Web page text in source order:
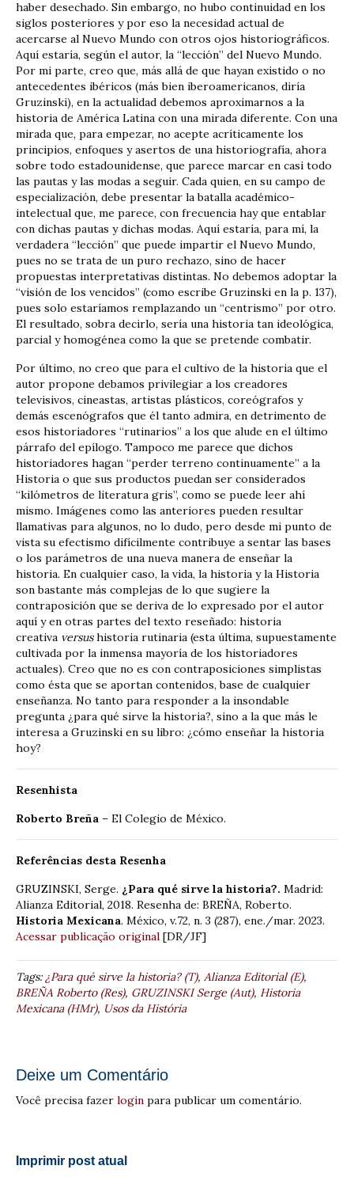
haber desechado. Sin embargo, no hubo continuidad en los
siglos posteriores y por eso la necesidad actual de
acercarse al Nuevo Mundo con otros ojos historiográficos.
Aquí estaría, según el autor, la “lección” del Nuevo Mundo.
Por mi parte, creo que, más allá de que hayan existido o no
antecedentes ibéricos (más bien iberoamericanos, diría
Gruzinski), en la actualidad debemos aproximarnos a la
historia de América Latina con una mirada diferente. Con una
mirada que, para empezar, no acepte acríticamente los
principios, enfoques y asertos de una historiografía, ahora
sobre todo estadounidense, que parece marcar en casi todo
las pautas y las modas a seguir. Cada quien, en su campo de
especialización, debe presentar la batalla académico-
intelectual que, me parece, con frecuencia hay que entablar
con dichas pautas y dichas modas. Aquí estaría, para mí, la
verdadera “lección” que puede impartir el Nuevo Mundo,
pues no se trata de un puro rechazo, sino de hacer
propuestas interpretativas distintas. No debemos adoptar la
“visión de los vencidos” (como escribe Gruzinski en la p. 137),
pues solo estaríamos remplazando un “centrismo” por otro.
El resultado, sobra decirlo, sería una historia tan ideológica,
parcial y homogénea como la que se pretende combatir.
Por último, no creo que para el cultivo de la historia que el
autor propone debamos privilegiar a los creadores
televisivos, cineastas, artistas plásticos, coreógrafos y
demás escenógrafos que él tanto admira, en detrimento de
esos historiadores “rutinarios” a los que alude en el último
párrafo del epílogo. Tampoco me parece que dichos
historiadores hagan “perder terreno continuamente” a la
Historia o que sus productos puedan ser considerados
“kilómetros de literatura gris”, como se puede leer ahí
mismo. Imágenes como las anteriores pueden resultar
llamativas para algunos, no lo dudo, pero desde mi punto de
vista su efectismo difícilmente contribuye a sentar las bases
o los parámetros de una nueva manera de enseñar la
historia. En cualquier caso, la vida, la historia y la Historia
son bastante más complejas de lo que sugiere la
contraposición que se deriva de lo expresado por el autor
aquí y en otras partes del texto reseñado: historia
creativa versushistoria rutinaria (esta última, supuestamente
cultivada por la inmensa mayoría de los historiadores
actuales). Creo que no es con contraposiciones simplistas
como ésta que se aportan contenidos, base de cualquier
enseñanza. No tanto para responder a la insondable
pregunta ¿para qué sirve la historia?, sino a la que más le
interesa a Gruzinski en su libro: ¿cómo enseñar la historia
hoy?
Resenhista
Roberto Breña – El Colegio de México.
Referências desta Resenha
GRUZINSKI, Serge. ¿Para qué sirve la historia?. Madrid:
Alianza Editorial, 2018. Resenha de: BREÑA, Roberto.
Historia Mexicana. México, v.72, n. 3 (287), ene./mar. 2023.
Acessar publicação original [DR/JF]
Tags:¿Para qué sirve la historia? (T), Alianza Editorial (E),
BREÑA Roberto (Res), GRUZINSKI Serge (Aut), Historia
Mexicana (HMr), Usos da História
Deixe um Comentário
Você precisa fazer login para publicar um comentário.
Imprimir post atual